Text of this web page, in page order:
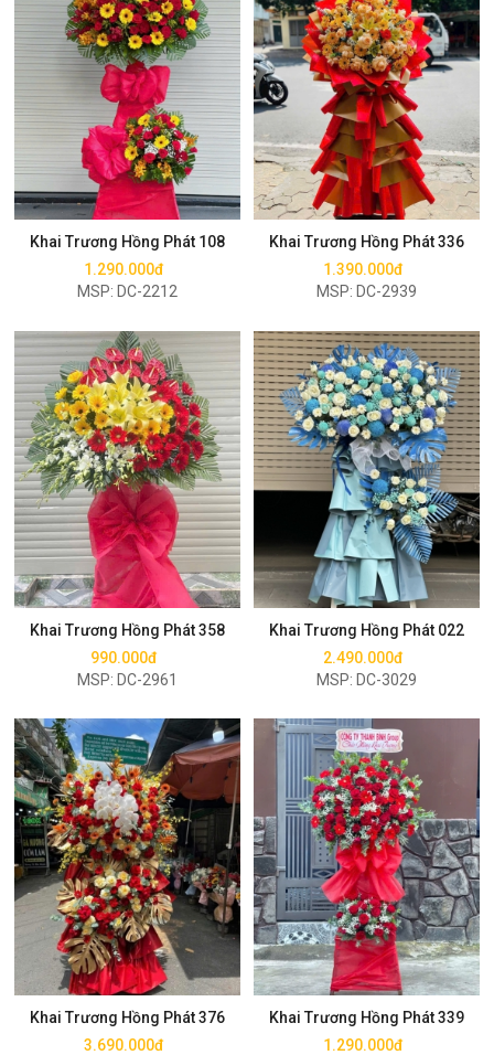
Khai Trương Hồng Phát 108
1.290.000đ
MSP: DC-2212
Mua ngay
Khai Trương Hồng Phát 336
1.390.000đ
MSP: DC-2939
Mua ngay
Khai Trương Hồng Phát 358
990.000đ
MSP: DC-2961
Mua ngay
Khai Trương Hồng Phát 022
2.490.000đ
MSP: DC-3029
Mua ngay
Khai Trương Hồng Phát 376
3.690.000đ
Mua ngay
Khai Trương Hồng Phát 339
1.290.000đ
Mua ngay